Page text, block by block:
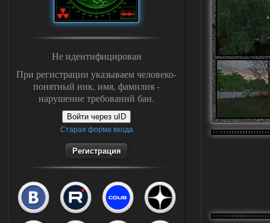
Не идентифицирован
При регистрации указываем человеко-
понятный ник, имя, фамилия -
нарушение требований бан.
Войти через uID
Старая форма входа
Регистрация